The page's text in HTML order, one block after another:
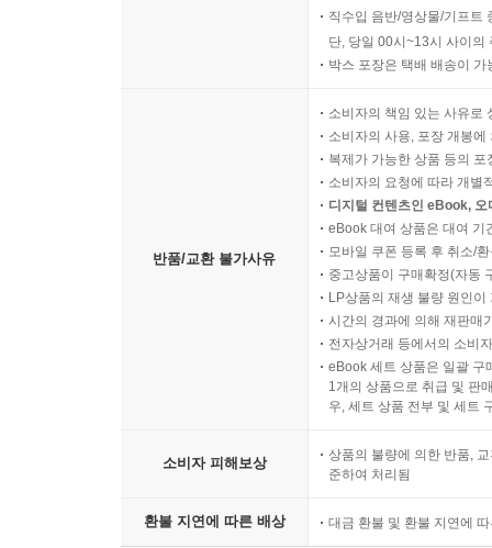
직수입 음반/영상물/기프트
단, 당일 00시~13시 사이의
박스 포장은 택배 배송이
반품/교환 불가사유
소비자의 책임 있는 사유로
소비자의 사용, 포장 개봉
복제가 가능한 상품 등의
소비자의 요청에 따라 개별
디지털 컨텐츠인 eBook,
eBook 대여 상품은 대여 기
모바일 쿠폰 등록 후 취소/
중고상품이 구매확정(자동
LP상품의 재생 불량 원인
시간의 경과에 의해 재판매
전자상거래 등에서의 소비
eBook 세트 상품은 일괄 구
1개의 상품으로 취급 및 판
우, 세트 상품 전부 및 세트
소비자 피해보상
상품의 불량에 의한 반품,
준하여 처리됨
환불 지연에 따른 배상 대금 환불 및 환불 지연에